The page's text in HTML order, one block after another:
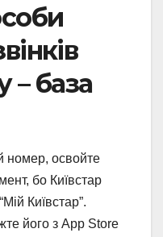
– база
номер, освойте
бо Київстар
Київстар”.
його з App Store